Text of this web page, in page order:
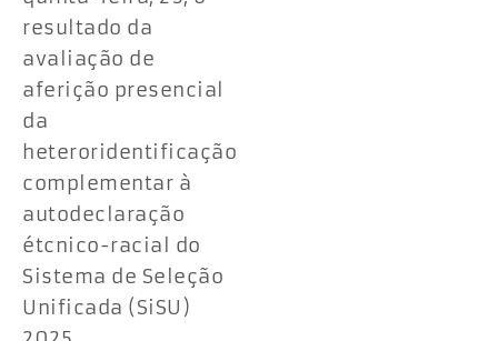
resultado da
avaliação de
aferição presencial
da
heteroridentificação
complementar à
autodeclaração
étcnico-racial do
Sistema de Seleção
Unificada (SiSU)